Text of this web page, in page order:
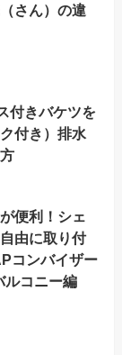
さん）の違
付きバケツを
付き）排水
便利！シェ
由に取り付
コンバイザー
ルコニー編